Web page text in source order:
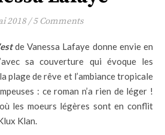
2018/ 5 Comments
de Vanessa Lafaye donne envie en
sa couverture qui évoque les
plage de rêve et l’ambiance tropicale
: ce roman n’a rien de léger !
les moeurs légères sont en conflit
Klan.